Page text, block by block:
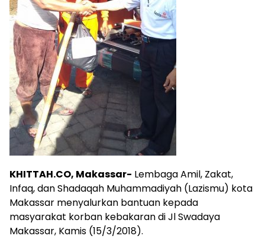
KHITTAH.CO, Makassar- Lembaga Amil, Zakat,
Infaq, dan Shadaqah Muhammadiyah (Lazismu) kota
Makassar menyalurkan bantuan kepada
masyarakat korban kebakaran di Jl Swadaya
Makassar, Kamis (15/3/2018).